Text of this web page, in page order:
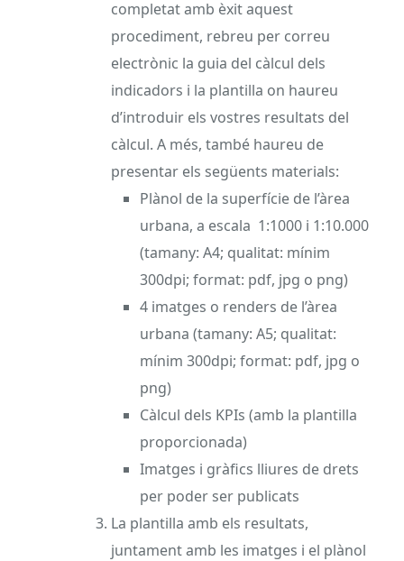
completat amb èxit aquest
procediment, rebreu per correu
electrònic la guia del càlcul dels
indicadors i la plantilla on haureu
d’introduir els vostres resultats del
càlcul. A més, també haureu de
presentar els següents materials:
Plànol de la superfície de l’àrea
urbana, a escala 1:1000 i 1:10.000
(tamany: A4; qualitat: mínim
300dpi; format: pdf, jpg o png)
4 imatges o renders de l’àrea
urbana (tamany: A5; qualitat:
mínim 300dpi; format: pdf, jpg o
png)
Càlcul dels KPIs (amb la plantilla
proporcionada)
Imatges i gràfics lliures de drets
per poder ser publicats
La plantilla amb els resultats,
juntament amb les imatges i el plànol